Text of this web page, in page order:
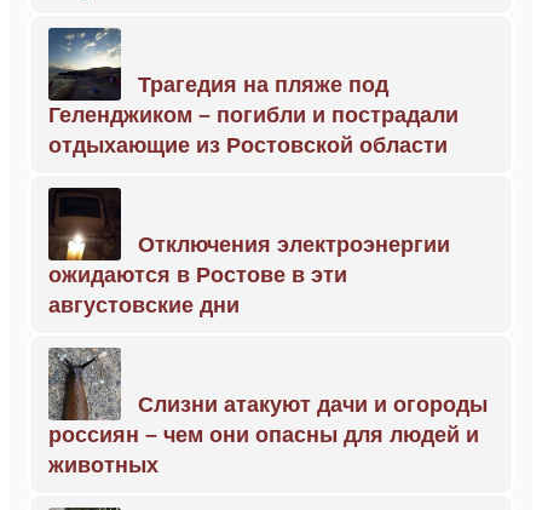
Трагедия на пляже под
Геленджиком – погибли и пострадали
отдыхающие из Ростовской области
Отключения электроэнергии
ожидаются в Ростове в эти
августовские дни
Слизни атакуют дачи и огороды
россиян – чем они опасны для людей и
животных